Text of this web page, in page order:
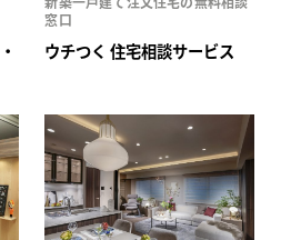
窓口
ウチつく 住宅相談サービス